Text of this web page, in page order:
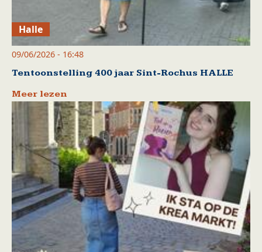
Halle
09/06/2026 - 16:48
Tentoonstelling 400 jaar Sint-Rochus HALLE
Meer lezen